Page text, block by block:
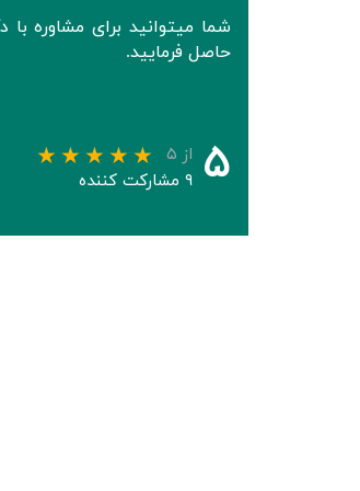
شما میتوانید برای مشاوره
حاصل فرمایید.
۵ از ۵
۹ مشارکت کننده